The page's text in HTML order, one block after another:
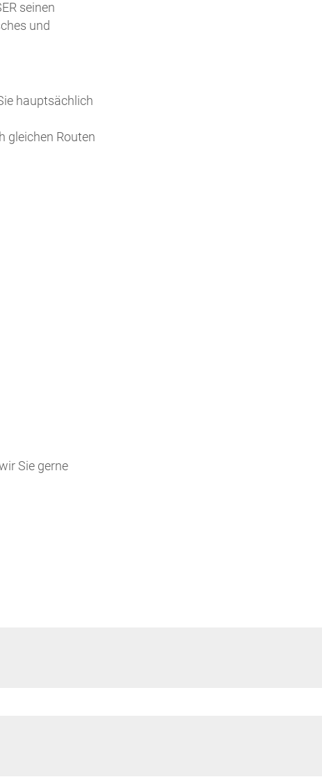
seinen
und
hauptsächlich
gleichen Routen
Sie gerne